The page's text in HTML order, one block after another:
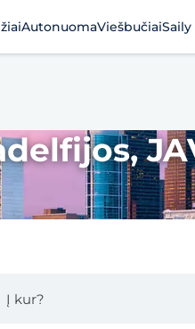
AutonuomaViešbučiaiSaily
Į kur?